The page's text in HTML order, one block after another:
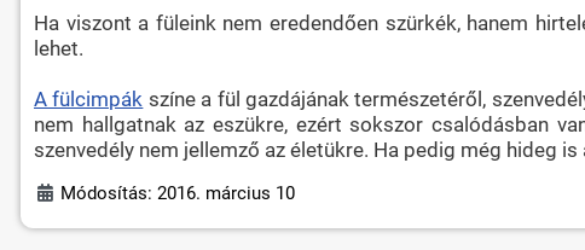
Ha viszont a füleink nem eredendően szürkék, hanem
lehet.
A fülcimpák színe a fül gazdájának természetéről,
nem hallgatnak az eszükre, ezért sokszor csalódásban
szenvedély nem jellemző az életükre. Ha pedig még hideg
Módosítás: 2016. március 10